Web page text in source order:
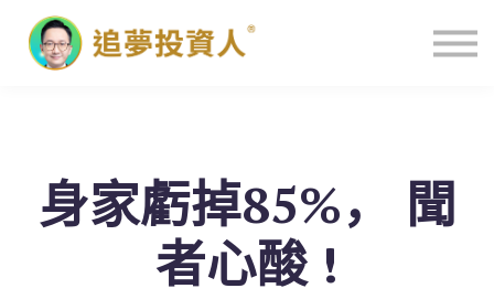
主頁
身家虧掉85%， 聞
者心酸 !